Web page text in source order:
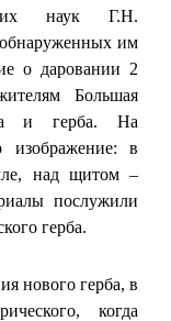
наук Г.Н.
им
о даровании 2
Большая
и герба. На
изображение: в
над щитом –
послужили
герба.
нового герба, в
когда